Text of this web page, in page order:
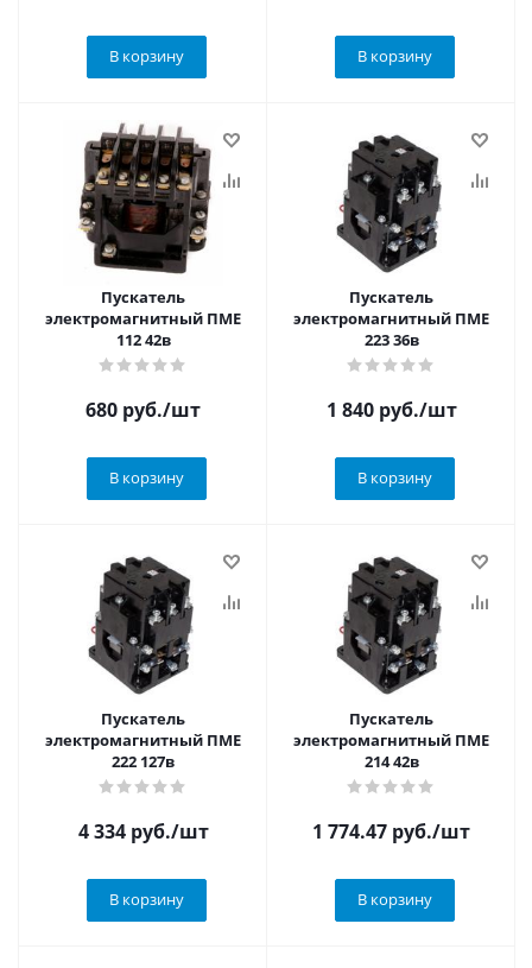
В корзину В корзину
Пускатель
электромагнитный ПМЕ
112 42в
680 руб./шт
В корзину
Пускатель
электромагнитный ПМЕ
223 36в
1 840руб./шт
В корзину
Пускатель
электромагнитный ПМЕ
222 127в
4 334руб./шт
В корзину
Пускатель
электромагнитный ПМЕ
214 42в
1 774.47 руб./шт
В корзину